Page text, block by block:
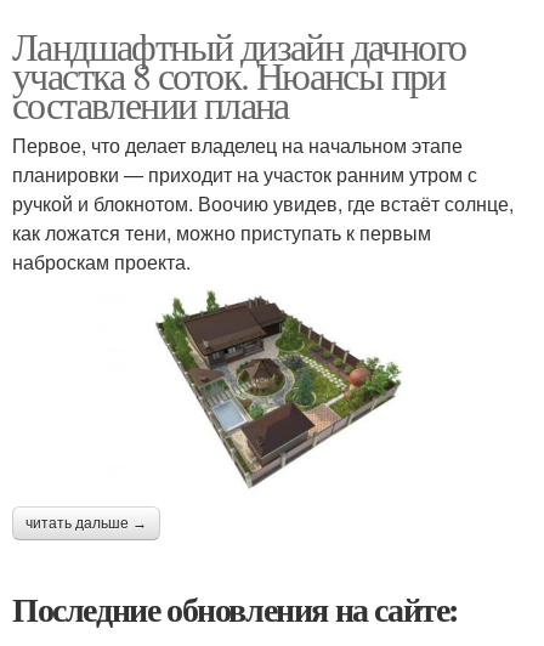
Ландшафтный дизайн дачного
участка 8 соток. Нюансы при
составлении плана
Первое, что делает владелец на начальном этапе
планировки — приходит на участок ранним утром с
ручкой и блокнотом. Воочию увидев, где встаёт солнце,
как ложатся тени, можно приступать к первым
наброскам проекта.
читать дальше →
Последние обновления на сайте: